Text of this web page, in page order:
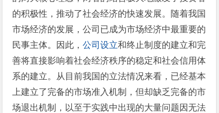
的积极性，推动了社会经济的快速发展。随着我国
市场经济的发展，公司已成为市场经济中最重要的
民事主体。因此，公司设立和终止制度的建立和完
善将直接影响着社会经济秩序的稳定和社会信用体
系的建立。从目前我国的立法情况来看，已经基本
上建立了完备的市场准入机制，但却缺乏完备的市
场退出机制，以至于实践中出现的大量问题因无法